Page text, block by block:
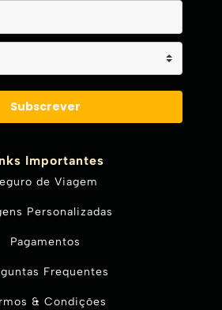
Subscrever
Importantes
de Viagem
Personalizadas
Pagamentos
Frequentes
& Condições